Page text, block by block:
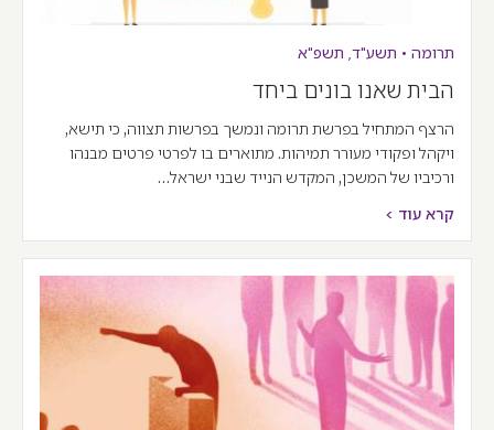
תרומה • תשע"ד, תשפ"א
הבית שאנו בונים ביחד
הרצף המתחיל בפרשת תרומה ונמשך בפרשות תצווה, כי תישא,
ויקהל ופקודי מעורר תמיהות. מתוארים בו לפרטי פרטים מבנהו
ורכיביו של המשכן, המקדש הנייד שבני ישראל…
קרא עוד >